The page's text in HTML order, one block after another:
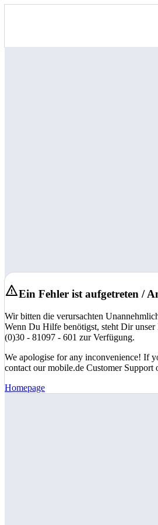
Ein Fehler ist aufgetreten /
Wir bitten die verursachten
Wenn Du Hilfe benötigst, steht Dir
(0)30 - 81097 - 601 zur Verfügung.
We apologise for any inconvenience! If
contact our mobile.de Customer
Homepage